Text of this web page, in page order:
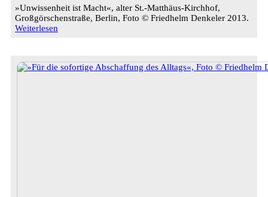
»Unwissenheit ist Macht«, alter St.-Matthäus-Kirchhof,
Großgörschenstraße, Berlin, Foto © Friedhelm Denkeler 2013.
Weiterlesen